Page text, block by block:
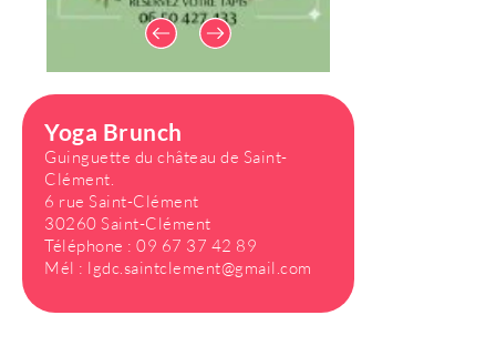
Yoga Brunch
Guinguette du château de Saint-
Clément.
6 rue Saint-Clément
30260 Saint-Clément
Téléphone : 09 67 37 42 89
Mél : lgdc.saintclement@gmail.com